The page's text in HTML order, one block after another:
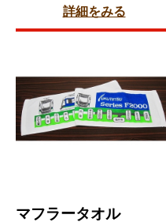
詳細をみる
マフラータオル